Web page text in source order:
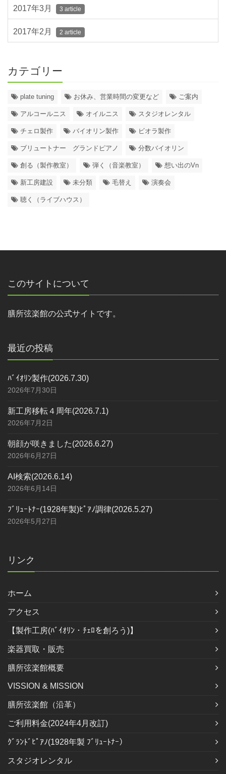
2017年3月 3 article
2017年2月 2 article
カテゴリー
plate tuning お休み、営業時間の変更など ご案内
アルコールニス オイルニス スタジオレンタル
チェロ製作 バイオリン製作 ビオラ製作
ブリュートナー グランドピアノ 分数バイオリン
創る（製作教室） 弾く（音楽教室） 想い出のVn
新工房建設 未分類 毛替え 演奏会
聴く（ライブハウス）
このサイトについて
膳所弦楽館の公式サイトです。
最近の投稿
ﾊﾞｲｵﾘﾝ製作(2026.7.30)
2026年7月30日
新工房移転４周年(2026.7.1)
2026年7月2日
朝顔が咲きました(2026.6.27)
2026年6月27日
AI検索(2026.6.14)
2026年6月14日
ﾌﾞﾘｭｰﾄﾅｰ(1928年製)ﾋﾟｱﾉ調律(2026.5.27)
2026年5月27日
リンク
ホーム
アクセス
【製作工房(ﾊﾞｲｵﾘﾝ・ﾁｪﾛを創ろう)】
楽器買取・販売
膳所弦楽館概要
VISSION & MISSION
膳所弦楽館（沿革）
ご利用料金(2024年4月改訂)
ｸﾞﾗﾝﾄﾞﾋﾟｱﾉ(1928年製 ﾌﾞﾘｭｰﾄﾅｰ）
スタジオレンタル